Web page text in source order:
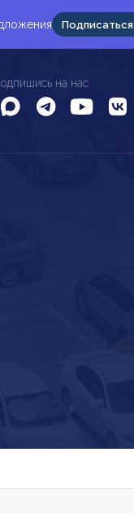
Подписаться
на нас